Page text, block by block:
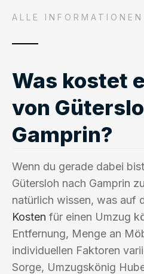
ALLE
Was kostet
von
Gamprin?
Wenn du gerade dabei
Gütersloh nach Gamprin
natürlich wissen, was auf
Kosten für einen Umzug
Entfernung, Menge an
individuellen Faktoren
Sorge, Umzugskönig